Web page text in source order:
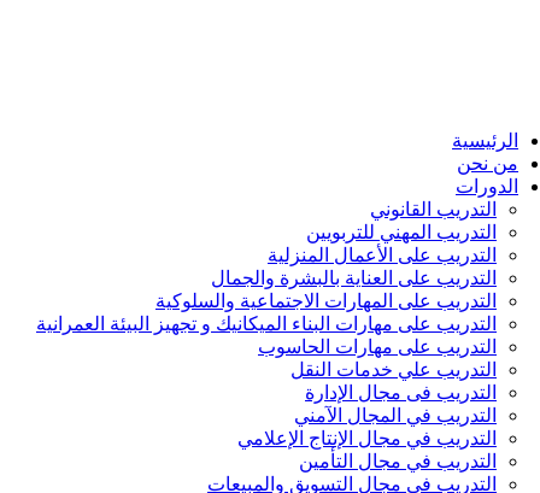
الرئيسية
من نحن
الدورات
التدريب القانوني
التدريب المهني للتربويين
التدريب على الأعمال المنزلية
التدريب على العناية بالبشرة والجمال
التدريب على المهارات الاجتماعية والسلوكية
التدريب على مهارات البناء الميكانيك و تجهيز البيئة العمرانية
التدريب على مهارات الحاسوب
التدريب علي خدمات النقل
التدريب فى مجال الإدارة
التدريب في المجال الآمني
التدريب في مجال الإنتاج الإعلامي
التدريب في مجال التأمين
التدريب في مجال التسويق والمبيعات